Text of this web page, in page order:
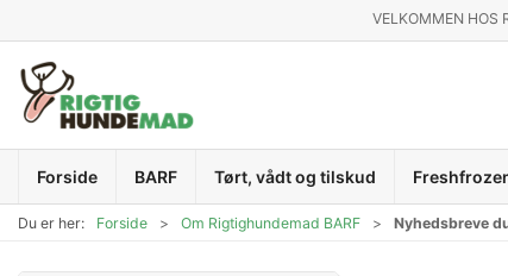
VELKOMMEN HOS
Forside BARF Tørt, vådt og tilskud
Du er her: Forside Om Rigtighundemad BARF Nyhedsbreve